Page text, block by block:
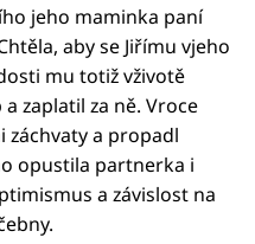
jeho maminka paní
aby se Jiřímu vjeho
mu totiž vživotě
zaplatil za ně. Vroce
záchvaty a propadl
opustila partnerka i
a závislost na